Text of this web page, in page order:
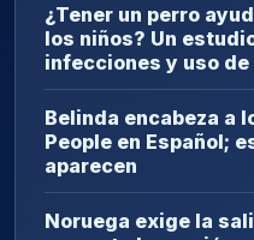
¿Tener un perro
los niños? Un
infecciones y uso
Belinda encabeza a
People en Español;
aparecen
Noruega exige la